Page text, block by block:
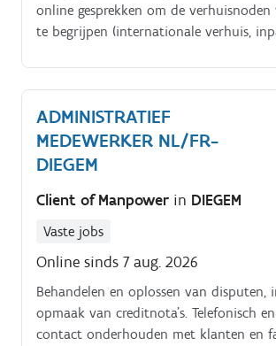
online gesprekken om de
te begrijpen (internationale verhuis,
ADMINISTRATIEF
MEDEWERKER NL/FR-
DIEGEM
Client of Manpower in DIEGEM
Vaste jobs
Online sinds 7 aug. 2026
Behandelen en oplossen van disputen,
opmaak van creditnota's. Telefonisch
contact onderhouden met klanten en